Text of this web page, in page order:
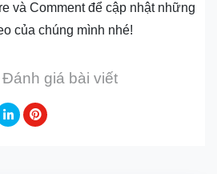
và Comment để cập nhật những
của chúng mình nhé!
Đánh giá bài viết